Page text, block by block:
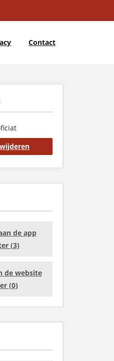
Contact
de app
(3)
de website
(0)